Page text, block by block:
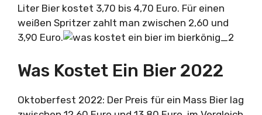
Liter Bier kostet 3,70 bis 4,70 Euro. Für einen
weißen Spritzer zahlt man zwischen 2,60 und
3,90 Euro.
Was Kostet Ein Bier 2022
Oktoberfest 2022: Der Preis für ein Mass Bier lag